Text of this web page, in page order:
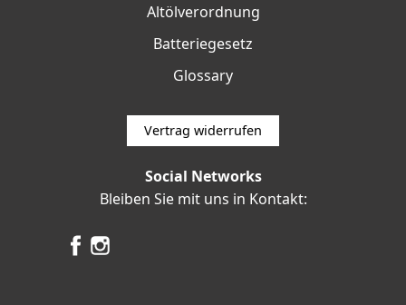
Altölverordnung
Batteriegesetz
Glossary
Vertrag widerrufen
Social Networks
Bleiben Sie mit uns in Kontakt: